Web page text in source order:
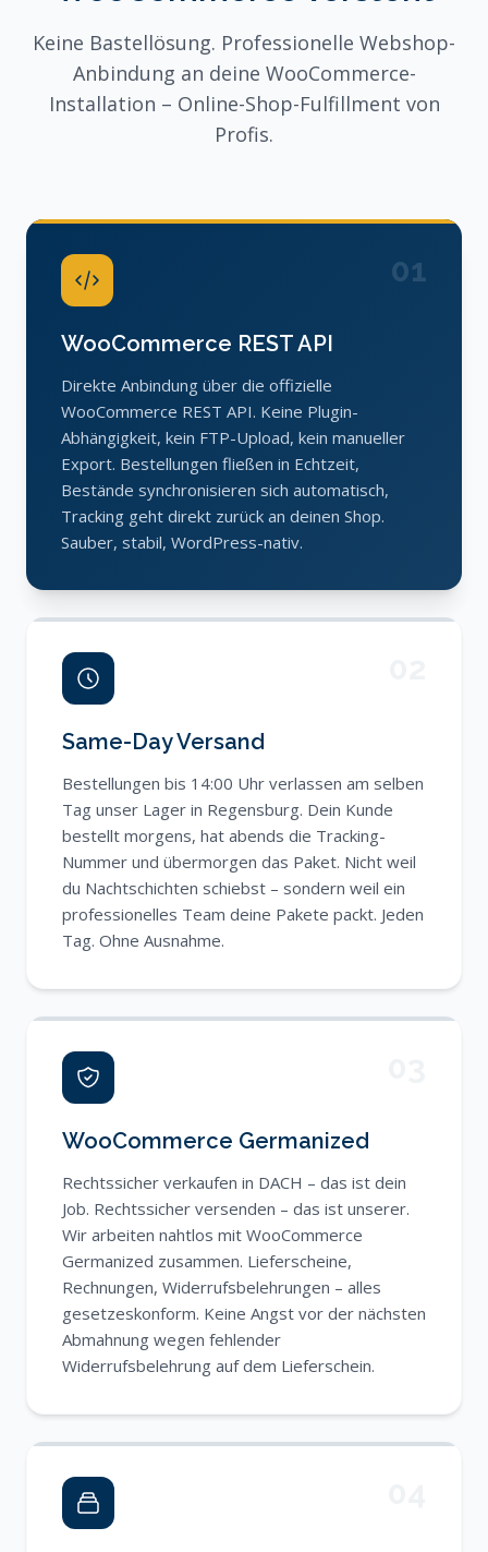
Keine Bastellösung. Professionelle Webshop-
Anbindung an deine WooCommerce-
Installation – Online-Shop-Fulfillment von
Profis.
01
WooCommerce REST API
Direkte Anbindung über die offizielle
WooCommerce REST API. Keine Plugin-
Abhängigkeit, kein FTP-Upload, kein manueller
Export. Bestellungen fließen in Echtzeit,
Bestände synchronisieren sich automatisch,
Tracking geht direkt zurück an deinen Shop.
Sauber, stabil, WordPress-nativ.
Same-Day Versand
Bestellungen bis 14:00 Uhr verlassen am selben
Tag unser Lager in Regensburg. Dein Kunde
bestellt morgens, hat abends die Tracking-
Nummer und übermorgen das Paket. Nicht weil
du Nachtschichten schiebst – sondern weil ein
professionelles Team deine Pakete packt. Jeden
Tag. Ohne Ausnahme.
WooCommerce Germanized
Rechtssicher verkaufen in DACH – das ist dein
Job. Rechtssicher versenden – das ist unserer.
Wir arbeiten nahtlos mit WooCommerce
Germanized zusammen. Lieferscheine,
Rechnungen, Widerrufsbelehrungen – alles
gesetzeskonform. Keine Angst vor der nächsten
Abmahnung wegen fehlender
Widerrufsbelehrung auf dem Lieferschein.